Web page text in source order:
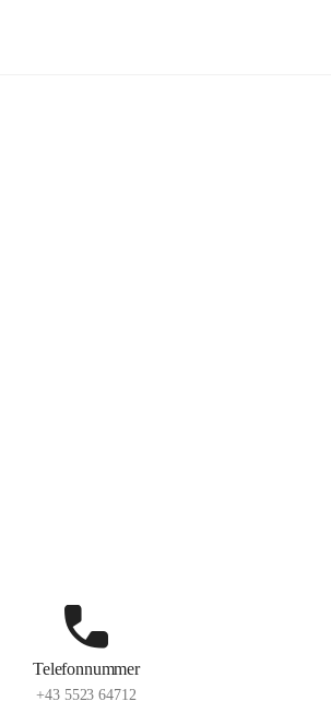
Telefonnummer
+43 5523 64712